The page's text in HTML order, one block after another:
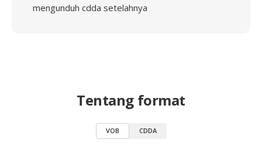
mengunduh cdda setelahnya
Tentang format
VOB CDDA